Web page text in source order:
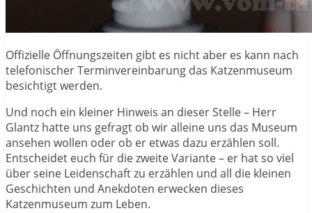
Offizielle Öffnungszeiten gibt es nicht aber es kann nach
telefonischer Terminvereinbarung das Katzenmuseum
besichtigt werden.
Und noch ein kleiner Hinweis an dieser Stelle – Herr
Glantz hatte uns gefragt ob wir alleine uns das Museum
ansehen wollen oder ob er etwas dazu erzählen soll.
Entscheidet euch für die zweite Variante – er hat so viel
über seine Leidenschaft zu erzählen und all die kleinen
Geschichten und Anekdoten erwecken dieses
Katzenmuseum zum Leben.